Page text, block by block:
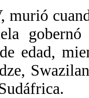
murió
gobernó
edad,